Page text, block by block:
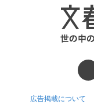
広告掲載について